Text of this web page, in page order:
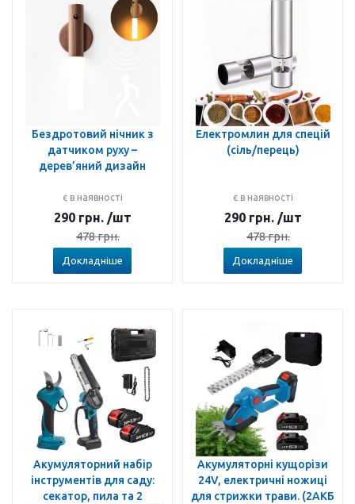
Бездротовий нічник з
датчиком руху –
дерев’яний дизайн
є в наявності
290 грн. /шт
478грн.
Докладніше
Електромлин для спецій
(сіль/перець)
є в наявності
290 грн. /шт
478грн.
Докладніше
Акумуляторний набір
інструментів для саду:
секатор, пила та 2
Акумуляторні кущорізи
24V, електричні ножиці
для стрижки трави. (2АКБ